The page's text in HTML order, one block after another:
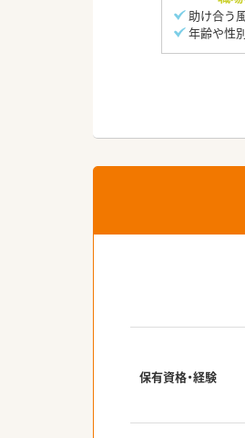
助け合う
年齢や性
保有資格・経験